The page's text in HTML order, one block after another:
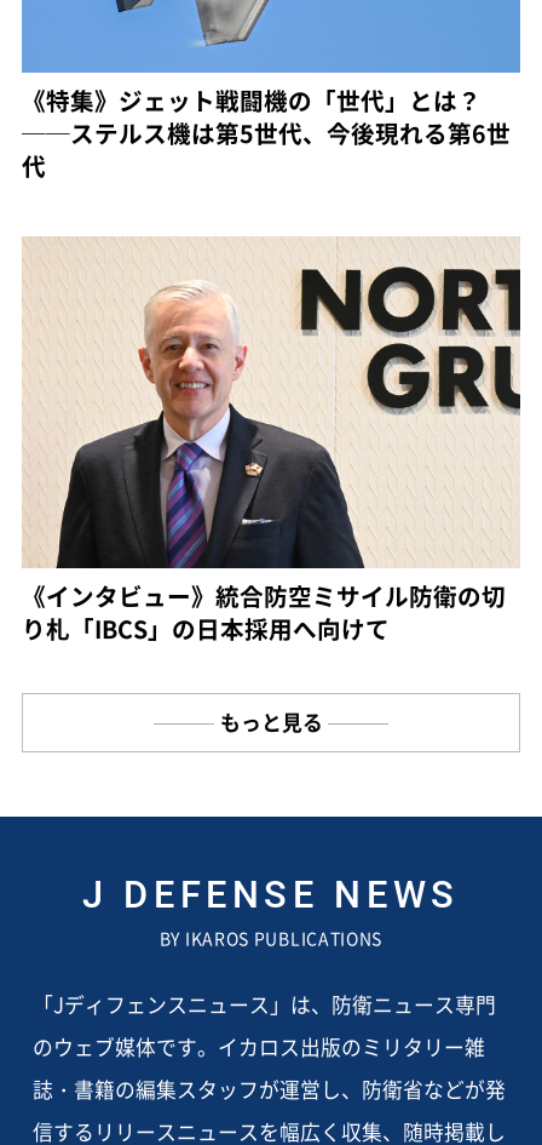
《特集》ジェット戦闘機の「世代」とは？
──ステルス機は第5世代、今後現れる第6世
代
《インタビュー》統合防空ミサイル防衛の切
り札「IBCS」の日本採用へ向けて
もっと見る
J DEFENSE NEWS
BY IKAROS PUBLICATIONS
「Jディフェンスニュース」は、防衛ニュース専門
のウェブ媒体です。イカロス出版のミリタリー雑
誌・書籍の編集スタッフが運営し、防衛省などが発
信するリリースニュースを幅広く収集、随時掲載し